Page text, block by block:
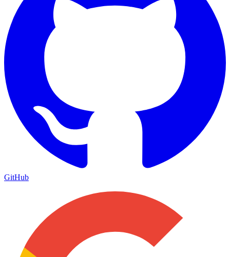
GitHub